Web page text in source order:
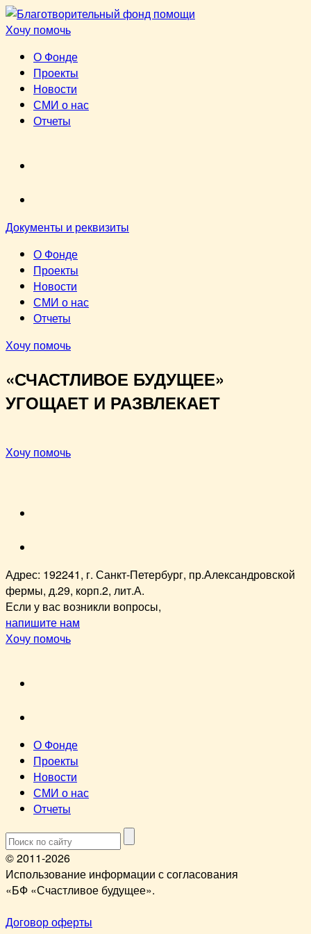
Перейти
к
Хочу помочь
О Фонде
Проекты
Новости
СМИ о нас
Отчеты
Документы и реквизиты
О Фонде
Проекты
Новости
СМИ о нас
Отчеты
Хочу помочь
«СЧАСТЛИВОЕ БУДУЩЕЕ»
УГОЩАЕТ И РАЗВЛЕКАЕТ
Хочу помочь
Адрес: 192241, г. Санкт-Петербург, пр.Александровской
фермы, д.29, корп.2, лит.А.
Если у вас возникли вопросы,
напишите нам
Хочу помочь
О Фонде
Проекты
Новости
СМИ о нас
Отчеты
© 2011-2026
Использование информации с согласования
«БФ «Счастливое будущее».
Договор оферты